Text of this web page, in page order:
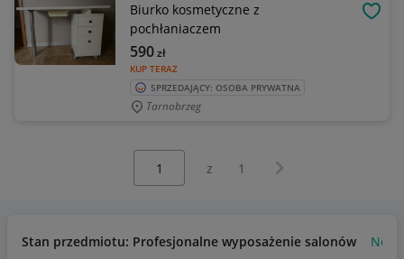
Biurko kosmetyczne z
pochłaniaczem
KUP TERAZ
590zł
SPRZEDAJĄCY: OSOBA PRYWATNA
Tarnobrzeg
z 1 Następna strona
Stan przedmiotu: Profesjonalne wyposażenie salonów Nowy